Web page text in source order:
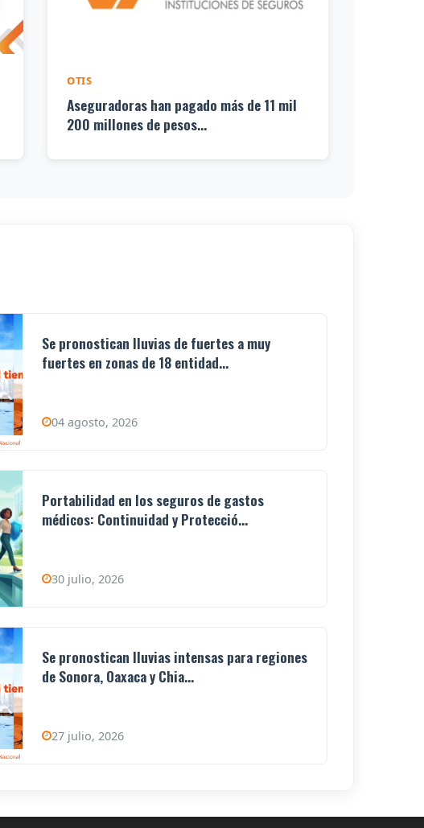
OTIS
Aseguradoras han pagado más de 11 mil
200 millones de pesos...
Se pronostican lluvias de fuertes a muy
fuertes en zonas de 18 entidad...
04 agosto, 2026
Portabilidad en los seguros de gastos
médicos: Continuidad y Protecció...
30 julio, 2026
Se pronostican lluvias intensas para regiones
de Sonora, Oaxaca y Chia...
27 julio, 2026